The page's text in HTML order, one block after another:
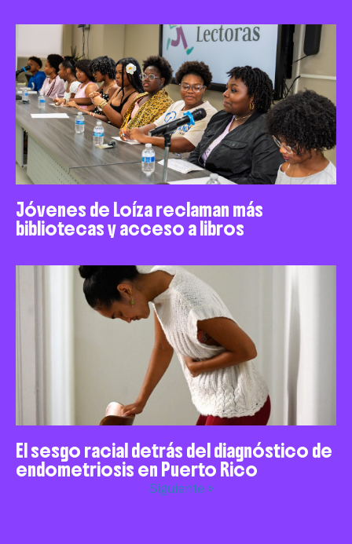
Jóvenes de Loíza reclaman más
bibliotecas y acceso a libros
El sesgo racial detrás del diagnóstico de
endometriosis en Puerto Rico
Siguiente »